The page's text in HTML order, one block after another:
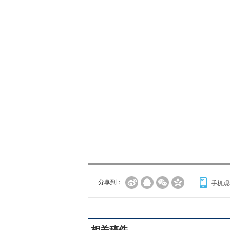
分享到： 手机